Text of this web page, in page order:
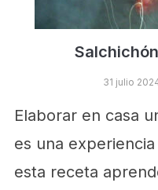
31 julio
Elaborar en casa
es una
esta receta